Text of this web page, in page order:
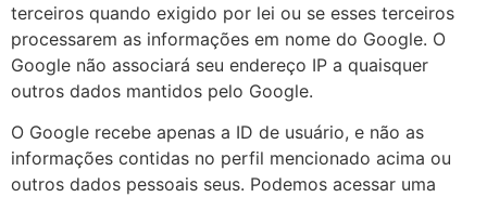
terceiros quando exigido por lei ou se esses terceiros
processarem as informações em nome do Google. O
Google não associará seu endereço IP a quaisquer
outros dados mantidos pelo Google.
O Google recebe apenas a ID de usuário, e não as
informações contidas no perfil mencionado acima ou
outros dados pessoais seus. Podemos acessar uma